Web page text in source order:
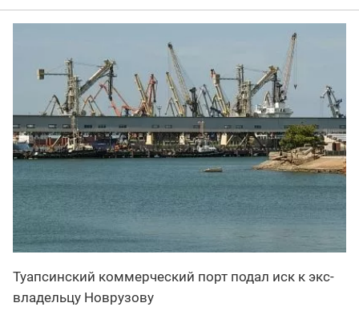
Туапсинский коммерческий порт подал иск к экс-
владельцу Новрузову